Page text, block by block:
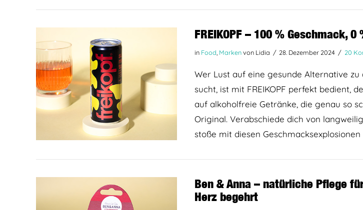
BEITRAG LESEN
FREIKOPF – 100 % Geschmack, 0
in Food Markenvon Lidia 28. Dezember 2024 20
Wer Lust auf eine gesunde Alternative zu
sucht, ist mit FREIKOPF perfekt bedient,
auf alkoholfreie Getränke, die genau so
Original. Verabschiede dich von
stoße mit diesen Geschmacksexplosionen
Ben & Anna – natürliche Pflege
Herz begehrt